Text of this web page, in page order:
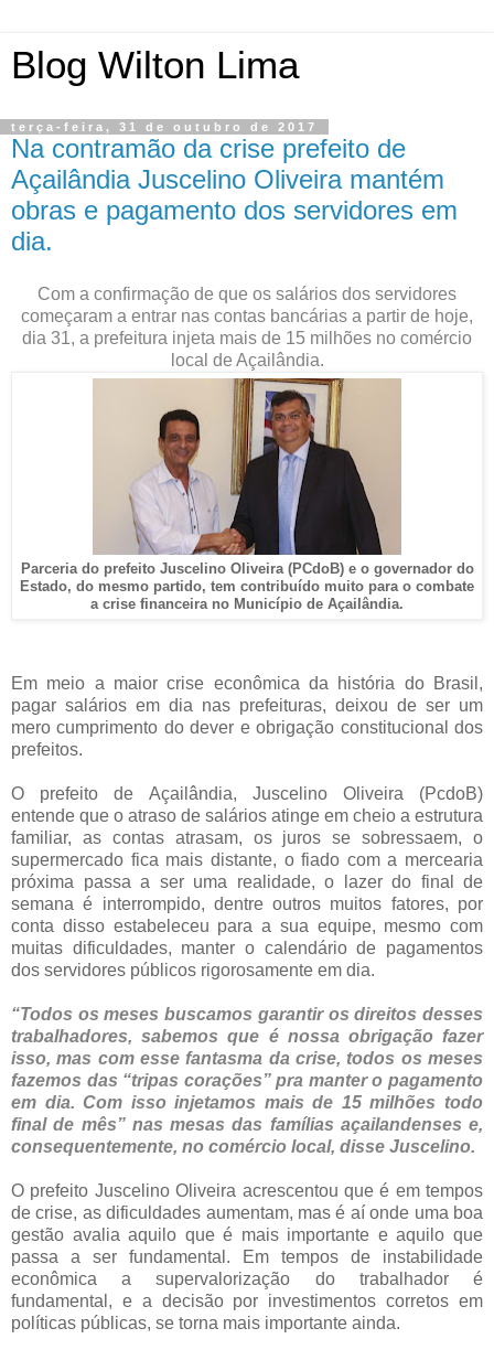
Blog Wilton Lima
terça-feira, 31 de outubro de 2017
Na contramão da crise prefeito de
Açailândia Juscelino Oliveira mantém
obras e pagamento dos servidores em
dia.
Com a confirmação de que os salários dos servidores
começaram a entrar nas contas bancárias a partir de hoje,
dia 31, a prefeitura injeta mais de 15 milhões no comércio
local de Açailândia.
Parceria do prefeito Juscelino Oliveira (PCdoB) e o governador do
Estado, do mesmo partido, tem contribuído muito para o combate
a crise financeira no Município de Açailândia.
Em meio a maior crise econômica da história do Brasil,
pagar salários em dia nas prefeituras, deixou de ser um
mero cumprimento do dever e obrigação constitucional dos
prefeitos.
O prefeito de Açailândia, Juscelino Oliveira (PcdoB)
entende que o atraso de salários atinge em cheio a estrutura
familiar, as contas atrasam, os juros se sobressaem, o
supermercado fica mais distante, o fiado com a mercearia
próxima passa a ser uma realidade, o lazer do final de
semana é interrompido, dentre outros muitos fatores, por
conta disso estabeleceu para a sua equipe, mesmo com
muitas dificuldades, manter o calendário de pagamentos
dos servidores públicos rigorosamente em dia.
“Todos os meses buscamos garantir os direitos desses
trabalhadores, sabemos que é nossa obrigação fazer
isso, mas com esse fantasma da crise, todos os meses
fazemos das “tripas corações” pra manter o pagamento
em dia. Com isso injetamos mais de 15 milhões todo
final de mês” nas mesas das famílias açailandenses e,
consequentemente, no comércio local, disse Juscelino.
O prefeito Juscelino Oliveira acrescentou que é em tempos
de crise, as dificuldades aumentam, mas é aí onde uma boa
gestão avalia aquilo que é mais importante e aquilo que
passa a ser fundamental. Em tempos de instabilidade
econômica a supervalorização do trabalhador é
fundamental, e a decisão por investimentos corretos em
políticas públicas, se torna mais importante ainda.